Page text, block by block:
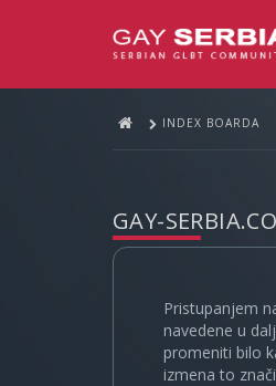
INDEX BOARDA
GAY-
Pristupanjem
navedene u
promeniti bilo
izmena to